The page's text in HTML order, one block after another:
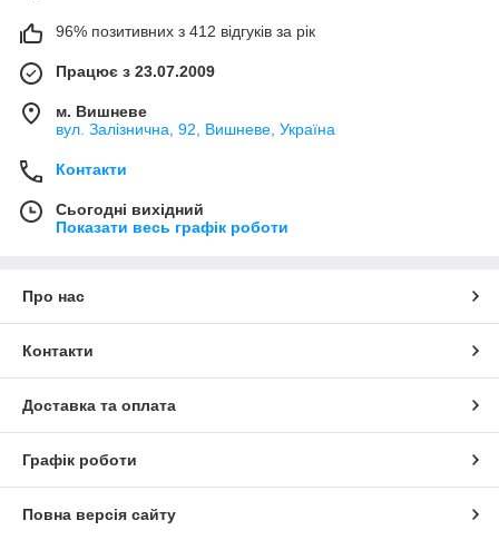
96% позитивних з 412 відгуків за рік
Працює з 23.07.2009
м. Вишневе
вул. Залізнична, 92, Вишневе, Україна
Контакти
Сьогодні вихідний
Показати весь графік роботи
Про нас
Контакти
Доставка та оплата
Графік роботи
Повна версія сайту